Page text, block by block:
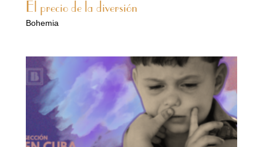
El precio de la diversión
Bohemia